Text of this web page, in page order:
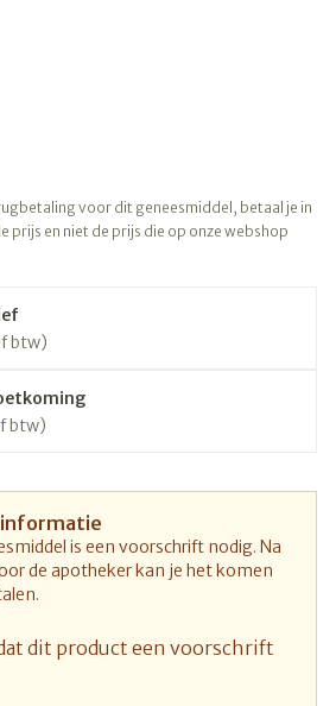
voor dit geneesmiddel, betaal je in
prijs en niet de prijs die op onze webshop
btw)
btw)
is een voorschrift nodig. Na
de apotheker kan je het komen
dit product een voorschrift